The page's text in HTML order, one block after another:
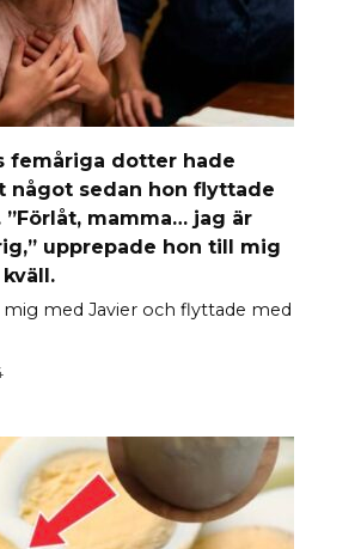
femåriga dotter hade
något sedan hon flyttade
”Förlåt, mamma… jag är
upprepade hon till mig
mig med Javier och flyttade med